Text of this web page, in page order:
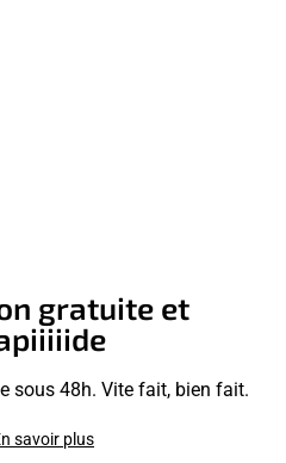
gratuite et
sous 48h. Vite fait, bien fait.
savoir plus